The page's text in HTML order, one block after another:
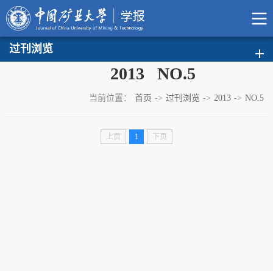
过刊浏览
2013 NO.5
当前位置： 首页 -> 过刊浏览 -> 2013 -> NO.5
上页 1 下页